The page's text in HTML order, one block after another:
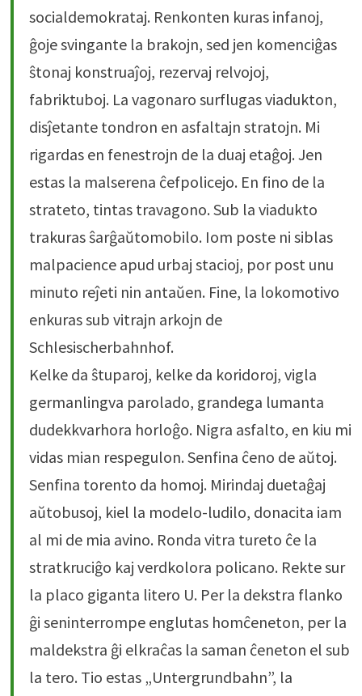
socialdemokrataj. Renkonten kuras infanoj,
ĝoje svingante la brakojn, sed jen komenciĝas
ŝtonaj konstruaĵoj, rezervaj relvojoj,
fabriktuboj. La vagonaro surflugas viadukton,
disĵetante tondron en asfaltajn stratojn. Mi
rigardas en fenestrojn de la duaj etaĝoj. Jen
estas la malserena ĉefpolicejo. En fino de la
strateto, tintas travagono. Sub la viadukto
trakuras ŝarĝaŭtomobilo. Iom poste ni siblas
malpacience apud urbaj stacioj, por post unu
minuto reĵeti nin antaŭen. Fine, la lokomotivo
enkuras sub vitrajn arkojn de
Schlesischerbahnhof.
Kelke da ŝtuparoj, kelke da koridoroj, vigla
germanlingva parolado, grandega lumanta
dudekkvarhora horloĝo. Nigra asfalto, en kiu mi
vidas mian respegulon. Senfina ĉeno de aŭtoj.
Senfina torento da homoj. Mirindaj duetaĝaj
aŭtobusoj, kiel la modelo-ludilo, donacita iam
al mi de mia avino. Ronda vitra tureto ĉe la
stratkruciĝo kaj verdkolora policano. Rekte sur
la placo giganta litero U. Per la dekstra flanko
ĝi seninterrompe englutas homĉeneton, per la
maldekstra ĝi elkraĉas la saman ĉeneton el sub
la tero. Tio estas „Untergrundbahn”, la